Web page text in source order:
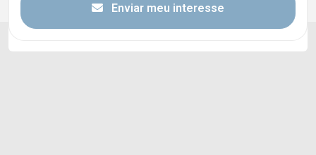
Enviar meu interesse